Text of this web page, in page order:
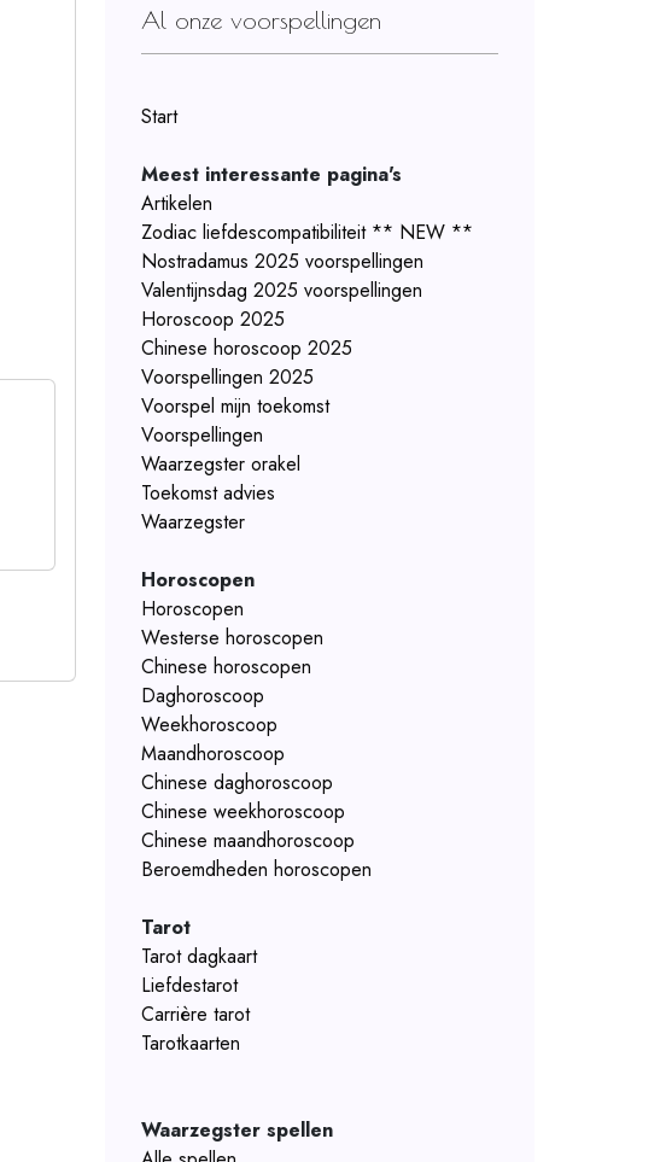
Al onze voorspellingen
Start
Meest interessante pagina's
Artikelen
Zodiac liefdescompatibiliteit ** NEW **
Nostradamus 2025 voorspellingen
Valentijnsdag 2025 voorspellingen
Horoscoop 2025
Chinese horoscoop 2025
Voorspellingen 2025
Voorspel mijn toekomst
Voorspellingen
Waarzegster orakel
Toekomst advies
Waarzegster
Horoscopen
Horoscopen
Westerse horoscopen
Chinese horoscopen
Daghoroscoop
Weekhoroscoop
Maandhoroscoop
Chinese daghoroscoop
Chinese weekhoroscoop
Chinese maandhoroscoop
Beroemdheden horoscopen
Tarot
Tarot dagkaart
Liefdestarot
Carrière tarot
Tarotkaarten
Waarzegster spellen